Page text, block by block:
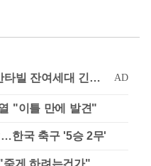
"이틀 만에 발견"
한국 축구 '5승 2무'